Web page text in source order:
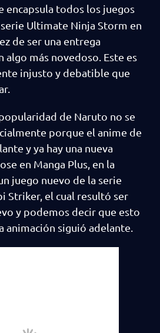
encapsula todos los juegos
Ultimate Ninja Storm en
de ser una entrega
algo más novedoso. Este es
injusto y debatible que
de Naruto no se
porque el anime de
y ya hay una nueva
en Manga Plus, en la
juego nuevo de la serie
Striker, el cual resultó ser
y podemos decir que esto
animación siguió adelante.